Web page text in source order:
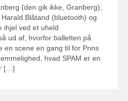
(den gik ikke, Granberg),
Blåtand (bluetooth) og
ihjel ved et uheld
ud af, hvorfor balletten på
en scene en gang til for Prins
hvad SPAM er en
[…]